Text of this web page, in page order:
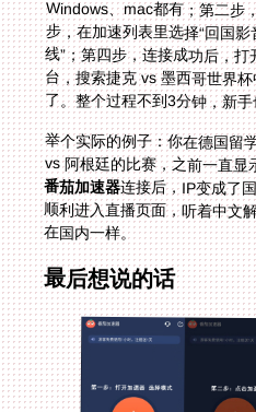
了。整个过程不到3分钟，新
举个实际的例子：你在德国留
vs 阿根廷的比赛，之前一直显
番茄加速器连接后，IP变成了
顺利进入直播页面，听
在国内一样。
最后想说的话